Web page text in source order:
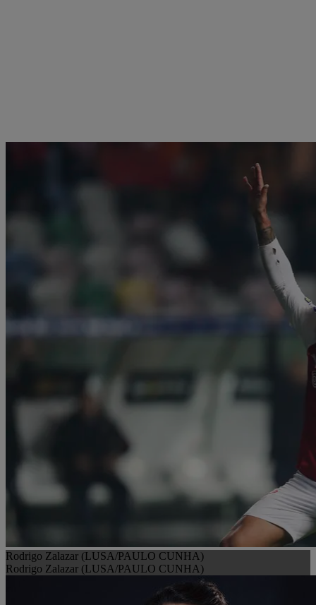
Rodrigo Zalazar (LUSA/PAULO CUNHA)
Rodrigo Zalazar (LUSA/PAULO CUNHA)